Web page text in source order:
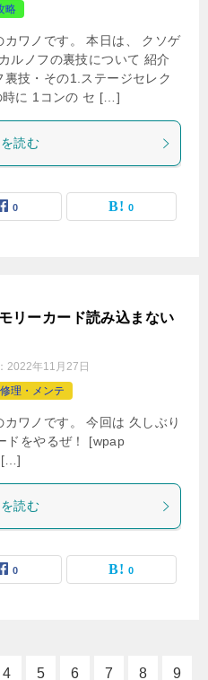
てファミコンカセットを買
ン値上がっていってます
・コンティニュー
ワノです。 本日は、 クソゲ
ルノフの裏技について 紹介
読む